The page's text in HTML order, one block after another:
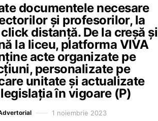
documentele necesare
și profesorilor, la
distanță. De la creșă și
la liceu, platforma VIVA
acte organizate pe
personalizate pe
unitate și actualizate
în vigoare (P)
1 noiembrie 2023